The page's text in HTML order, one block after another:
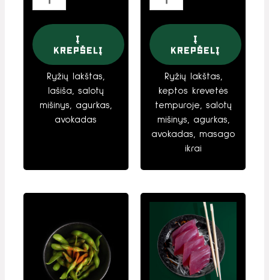
Į
krepšelį
Ryžių lakštas,
lašiša, salotų
mišinys, agurkas,
avokadas
Į
krepšelį
Ryžių lakštas,
keptos krevetės
tempuroje, salotų
mišinys, agurkas,
avokadas, masago
ikrai
Edamame
beans
(spicy)
produkto
Maguro
sashimi